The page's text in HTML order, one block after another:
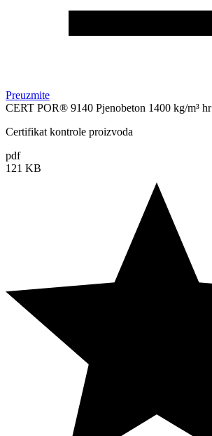
Preuzmite
CERT POR® 9140 Pjenobeton 1400 kg/m³ hr
Certifikat kontrole proizvoda
pdf
121 KB